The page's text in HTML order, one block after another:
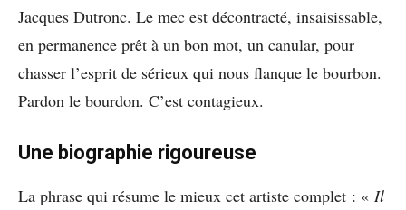
Jacques Dutronc. Le mec est décontracté, insaisissable,
en permanence prêt à un bon mot, un canular, pour
chasser l’esprit de sérieux qui nous flanque le bourbon.
Pardon le bourdon. C’est contagieux.
Une biographie rigoureuse
La phrase qui résume le mieux cet artiste complet : « Il